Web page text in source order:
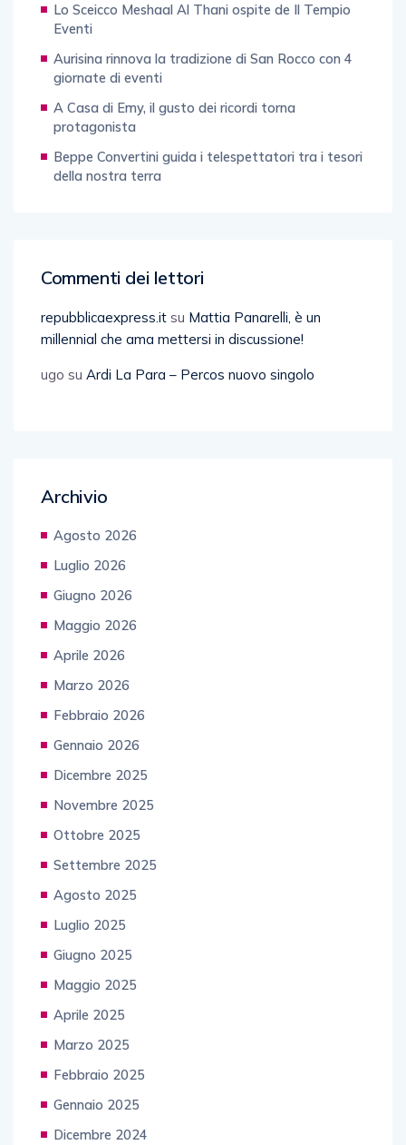
Lo Sceicco Meshaal Al Thani ospite de Il Tempio
Eventi
Aurisina rinnova la tradizione di San Rocco con 4
giornate di eventi
A Casa di Emy, il gusto dei ricordi torna
protagonista
Beppe Convertini guida i telespettatori tra i tesori
della nostra terra
Commenti dei lettori
repubblicaexpress.it su Mattia Panarelli, è un
millennial che ama mettersi in discussione!
ugo su Ardi La Para – Percos nuovo singolo
Archivio
Agosto 2026
Luglio 2026
Giugno 2026
Maggio 2026
Aprile 2026
Marzo 2026
Febbraio 2026
Gennaio 2026
Dicembre 2025
Novembre 2025
Ottobre 2025
Settembre 2025
Agosto 2025
Luglio 2025
Giugno 2025
Maggio 2025
Aprile 2025
Marzo 2025
Febbraio 2025
Gennaio 2025
Dicembre 2024